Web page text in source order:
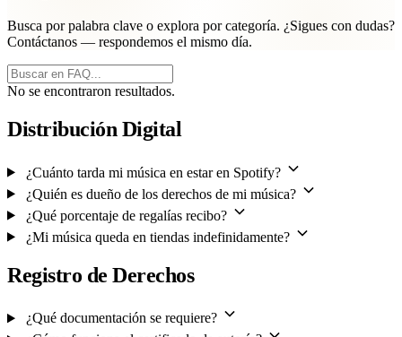
Busca por palabra clave o explora por categoría. ¿Sigues con dudas?
Contáctanos — respondemos el mismo día.
No se encontraron resultados.
Distribución Digital
¿Cuánto tarda mi música en estar en Spotify?
¿Quién es dueño de los derechos de mi música?
¿Qué porcentaje de regalías recibo?
¿Mi música queda en tiendas indefinidamente?
Registro de Derechos
¿Qué documentación se requiere?